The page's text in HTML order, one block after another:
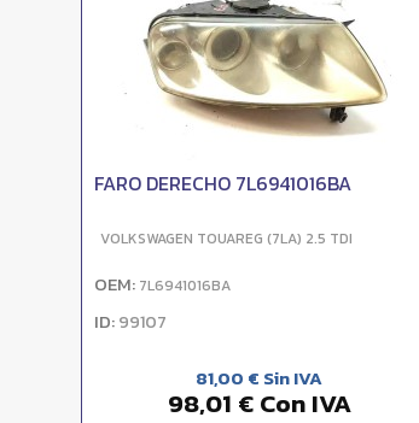
FARO DERECHO 7L6941016BA
VOLKSWAGEN TOUAREG (7LA) 2.5 TDI
OEM: 7L6941016BA
ID:99107
81,00 € Sin IVA
98,01 € Con IVA